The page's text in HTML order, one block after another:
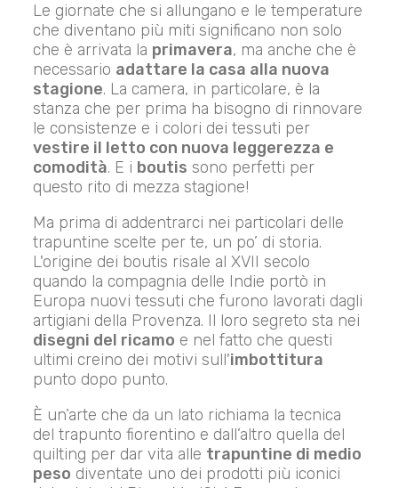
Le giornate che si allungano e le temperature
che diventano più miti significano non solo
che è arrivata la primavera, ma anche che è
necessario adattare la casa alla nuova
stagione. La camera, in particolare, è la
stanza che per prima ha bisogno di rinnovare
le consistenze e i colori dei tessuti per
vestire il letto con nuova leggerezza e
comodità. E i boutis sono perfetti per
questo rito di mezza stagione!
Ma prima di addentrarci nei particolari delle
trapuntine scelte per te, un po’ di storia.
L'origine dei boutis risale al XVII secolo
quando la compagnia delle Indie portò in
Europa nuovi tessuti che furono lavorati dagli
artigiani della Provenza. Il loro segreto sta nei
disegni del ricamo e nel fatto che questi
ultimi creino dei motivi sull'imbottitura
punto dopo punto.
È un’arte che da un lato richiama la tecnica
del trapunto fiorentino e dall’altro quella del
quilting per dar vita alle trapuntine di medio
peso diventate uno dei prodotti più iconici